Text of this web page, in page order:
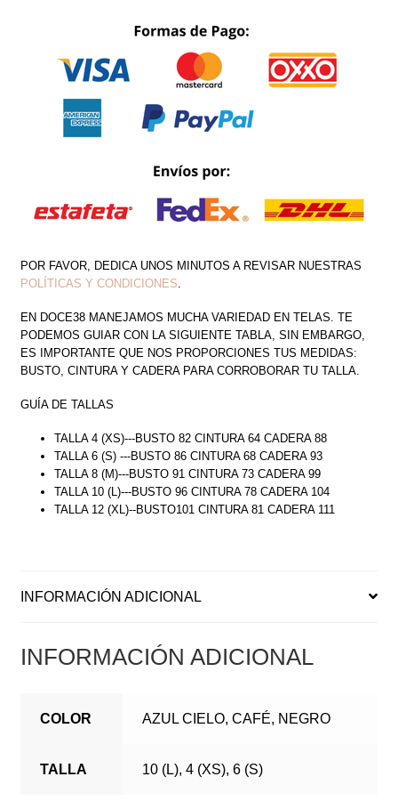
CANTIDAD
POR FAVOR, DEDICA UNOS MINUTOS A REVISAR NUESTRAS
POLÍTICAS Y CONDICIONES
EN DOCE38 MANEJAMOS MUCHA VARIEDAD EN TELAS. TE
PODEMOS GUIAR CON LA SIGUIENTE TABLA, SIN EMBARGO,
ES IMPORTANTE QUE NOS PROPORCIONES TUS MEDIDAS:
BUSTO, CINTURA Y CADERA PARA CORROBORAR TU TALLA.
GUÍA DE TALLAS
TALLA 4 (XS)---BUSTO 82 CINTURA 64 CADERA 88
TALLA 6 (S) ---BUSTO 86 CINTURA 68 CADERA 93
TALLA 8 (M)---BUSTO 91 CINTURA 73 CADERA 99
TALLA 10 (L)---BUSTO 96 CINTURA 78 CADERA 104
TALLA 12 (XL)--BUSTO101 CINTURA 81 CADERA 111
INFORMACIÓN ADICIONAL
INFORMACIÓN ADICIONAL
COLOR AZUL CIELO, CAFÉ, NEGRO
TALLA 10 (L), 4 (XS), 6 (S)